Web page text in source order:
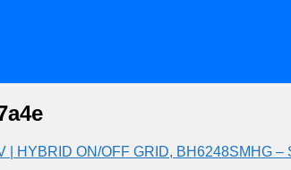
| HYBRID ON/OFF GRID, BH6248SMHG –